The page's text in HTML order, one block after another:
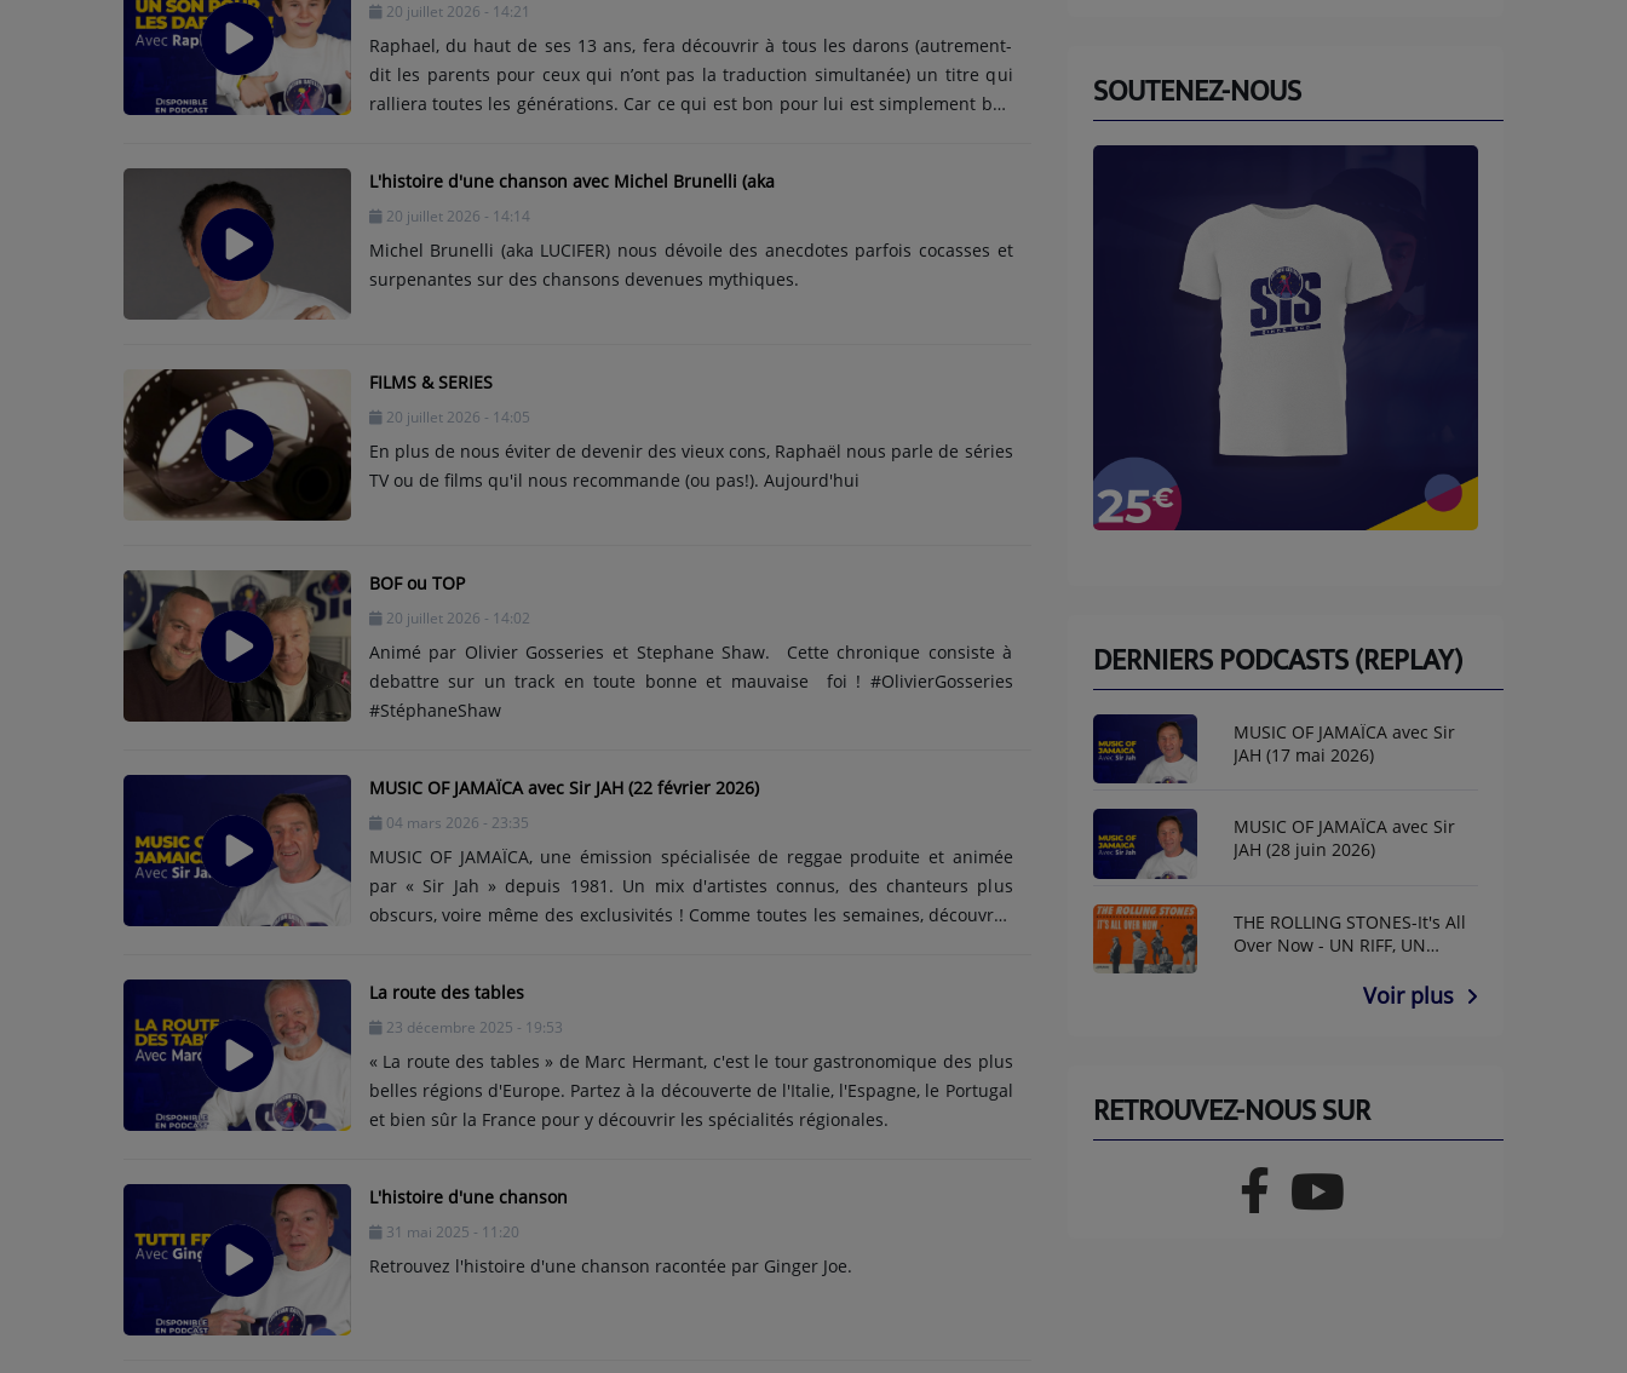
20 juillet 2026 - 14:21
Raphael, du haut de ses 13 ans, fera découvrir à tous les darons (autrement-
dit les parents pour ceux qui n’ont pas la traduction simultanée) un titre qui
ralliera toutes les générations. Car ce qui est bon pour lui est simplement bon
Kellog’s, Dreamland, Orchestra, TUI, Unicef, etc …)....
L'histoire d'une chanson avec Michel Brunelli (aka
20 juillet 2026 - 14:14
Michel Brunelli (aka LUCIFER) nous dévoile des anecdotes parfois cocasses et
surpenantes sur des chansons devenues mythiques.
FILMS & SERIES
20 juillet 2026 - 14:05
En plus de nous éviter de devenir des vieux cons, Raphaël nous parle de séries
TV ou de films qu'il nous recommande (ou pas!). Aujourd'hui
BOF ou TOP
20 juillet 2026 - 14:02
Animé par Olivier Gosseries et Stephane Shaw. Cette chronique consiste à
debattre sur un track en toute bonne et mauvaise foi ! #OlivierGosseries
#StéphaneShaw
MUSIC OF JAMAÏCA avec Sir JAH (22 février 2026)
04 mars 2026 - 23:35
MUSIC OF JAMAÏCA, une émission spécialisée de reggae produite et animée
par « Sir Jah » depuis 1981. Un mix d'artistes connus, des chanteurs plus
obscurs, voire même des exclusivités ! Comme toutes les semaines, découvrez
La route des tables
23 décembre 2025 - 19:53
« La route des tables » de Marc Hermant, c'est le tour gastronomique des plus
belles régions d'Europe. Partez à la découverte de l'Italie, l'Espagne, le Portugal
et bien sûr la France pour y découvrir les spécialités régionales.
L'histoire d'une chanson
31 mai 2025 - 11:20
Retrouvez l'histoire d'une chanson racontée par Ginger Joe.
SOUTENEZ-NOUS
DERNIERS PODCASTS (REPLAY)
MUSIC OF JAMAÏCA avec Sir
JAH (17 mai 2026)
MUSIC OF JAMAÏCA avec Sir
JAH (28 juin 2026)
THE ROLLING STONES-It's All
Over Now - UN RIFF, UN
Voir plus
RETROUVEZ-NOUS SUR